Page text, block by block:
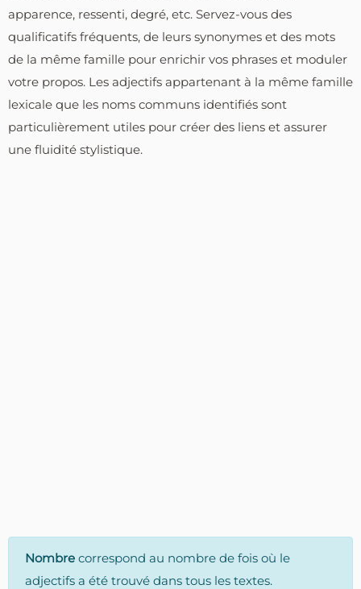
apparence, ressenti, degré, etc. Servez-vous des
qualificatifs fréquents, de leurs synonymes et des mots
de la même famille pour enrichir vos phrases et moduler
votre propos. Les adjectifs appartenant à la même famille
lexicale que les noms communs identifiés sont
particulièrement utiles pour créer des liens et assurer
une fluidité stylistique.
Nombre correspond au nombre de fois où le
adjectifs a été trouvé dans tous les textes.